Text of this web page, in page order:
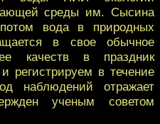
среды им. Сысина
вода в природных
в свое обычное
качеств в праздник
в течение
наблюдений отражает
ученым советом